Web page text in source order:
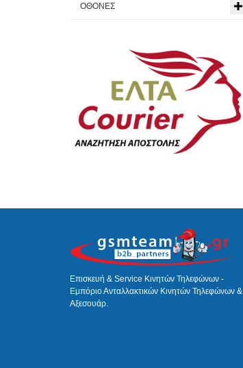
ΟΘΟΝΕΣ
Επισκευή & Service Κινητών Τηλεφώνων -
Εμπόριο Ανταλλακτικών Κινητών Τηλεφώνων &
Αξεσουάρ.